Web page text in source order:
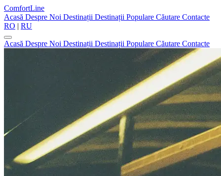
ComfortLine
Acasă Despre Noi Destinații Destinații Populare Căutare Contacte
RO | RU
Acasă Despre Noi Destinații Destinații Populare Căutare Contacte